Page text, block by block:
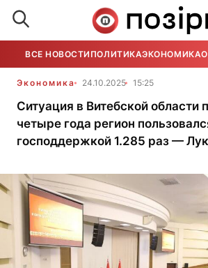
ВСЕ НОВОСТИ ПОЛИТИКАЭКОНОМИКА
Экономика 24.10.2025 15:25
Ситуация в Витебской области
четыре года регион
господдержкой 1.285 раз —